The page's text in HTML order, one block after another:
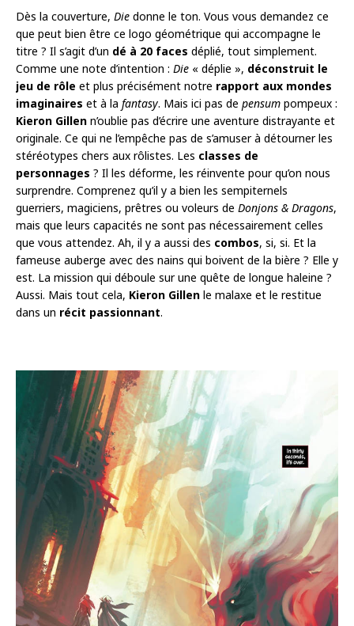
Dès la couverture, Die donne le ton. Vous vous demandez ce
que peut bien être ce logo géométrique qui accompagne le
titre ? Il s’agit d’un dé à 20 faces déplié, tout simplement.
Comme une note d’intention : Die « déplie », déconstruit le
jeu de rôle et plus précisément notre rapport aux mondes
imaginaires et à la fantasy. Mais ici pas de pensum pompeux :
Kieron Gillen n’oublie pas d’écrire une aventure distrayante et
originale. Ce qui ne l’empêche pas de s’amuser à détourner les
stéréotypes chers aux rôlistes. Les classes de
personnages ? Il les déforme, les réinvente pour qu’on nous
surprendre. Comprenez qu’il y a bien les sempiternels
guerriers, magiciens, prêtres ou voleurs de Donjons & Dragons,
mais que leurs capacités ne sont pas nécessairement celles
que vous attendez. Ah, il y a aussi des combos, si, si. Et la
fameuse auberge avec des nains qui boivent de la bière ? Elle y
est. La mission qui déboule sur une quête de longue haleine ?
Aussi. Mais tout cela, Kieron Gillen le malaxe et le restitue
dans un récit passionnant.